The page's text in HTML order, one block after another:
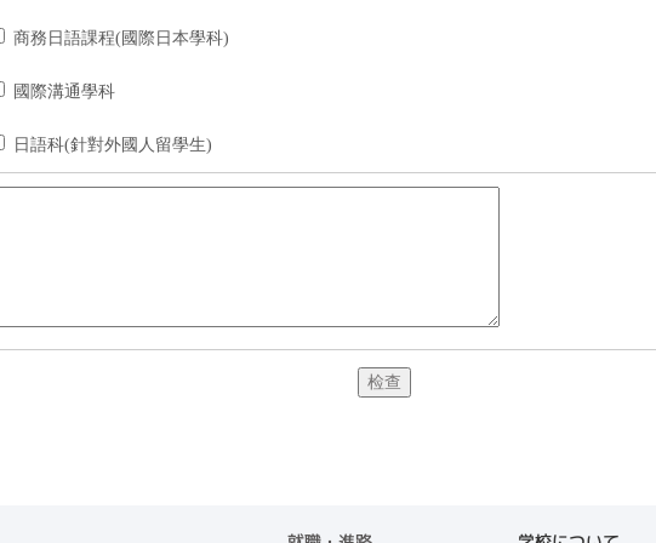
商務日語課程(國際日本學科)
國際溝通學科
日語科(針對外國人留學生)